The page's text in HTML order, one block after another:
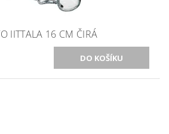
IITTALA 16 CM ČIRÁ